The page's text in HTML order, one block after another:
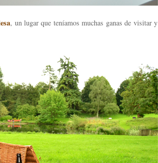
, un lugar que teníamos muchas ganas de visitar y